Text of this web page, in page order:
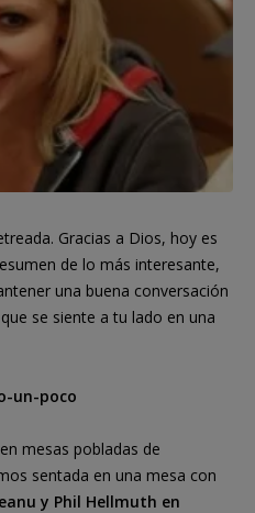
Gracias a Dios, hoy es
de lo más interesante,
una buena conversación
se siente a tu lado en una
un-poco
mesas pobladas de
sentada en una mesa con
y Phil Hellmuth en